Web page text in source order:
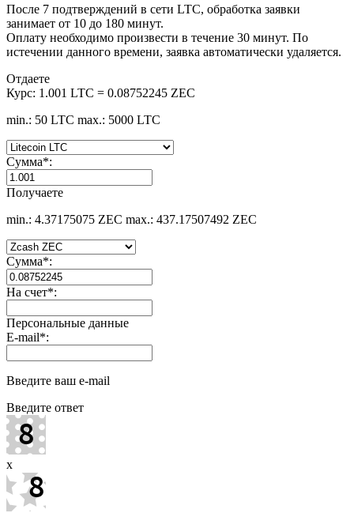
После 7 подтверждений в сети LTC, обработка заявки
занимает от 10 до 180 минут.
Оплату необходимо произвести в течение 30 минут. По
истечении данного времени, заявка автоматически удаляется.
Отдаете
Курс: 1.001 LTC = 0.08752245 ZEC
min.: 50 LTC max.: 5000 LTC
Сумма*:
Получаете
min.: 4.37175075 ZEC max.: 437.17507492 ZEC
Сумма*:
На счет*:
Персональные данные
E-mail*:
Введите ваш e-mail
Введите ответ
x